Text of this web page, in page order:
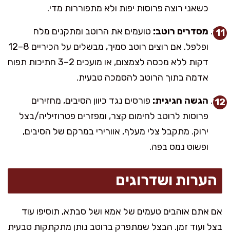
כשאני רוצה פרוסות יפות ולא מתפוררות מדי.
מסדרים רוטב: טועמים את הרוטב ומתקנים מלח
ופלפל. אם רוצים רוטב סמיך, מבשלים על הכיריים 8–12
דקות ללא מכסה לצמצום, או מועכים 2–3 חתיכות תפוח
אדמה בתוך הרוטב להסמכה טבעית.
הגשה חגיגית: פורסים נגד כיוון הסיבים, מחזירים
פרוסות לרוטב לחימום קצר, ומפזרים פטרוזיליה/בצל
ירוק. מתקבל צלי מעלף, אוורירי במרקם של הסיבים,
ופשוט נמס בפה.
הערות ושדרוגים
אם אתם אוהבים טעמים של אמא ושל סבתא, תוסיפו עוד
בצל ועוד זמן. הבצל שמתפרק ברוטב נותן מתקתקות טבעית